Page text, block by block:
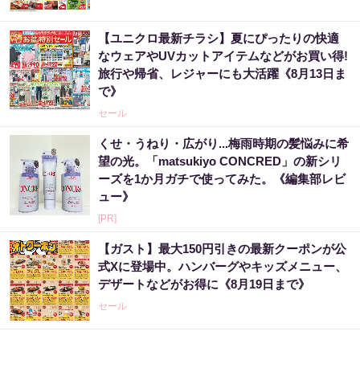
【ユニクロ最新チラシ】夏にぴったりの快適
なウェアやUVカットアイテムなどがお買い得!
旅行や帰省、レジャーにも大活躍《8月13日ま
で》
セール
くせ・うねり・広がり...梅雨時期の髪悩みに希
望の光。「matsukiyo CONCRED」の新シリ
ーズを1か月ガチで使ってみた。《編集部レビ
ュー》
[PR]
【ガスト】最大150円引きの最新クーポンが公
式Xに登場中。ハンバーグやキッズメニュー、
デザートなどがお得に《8月19日まで》
セール